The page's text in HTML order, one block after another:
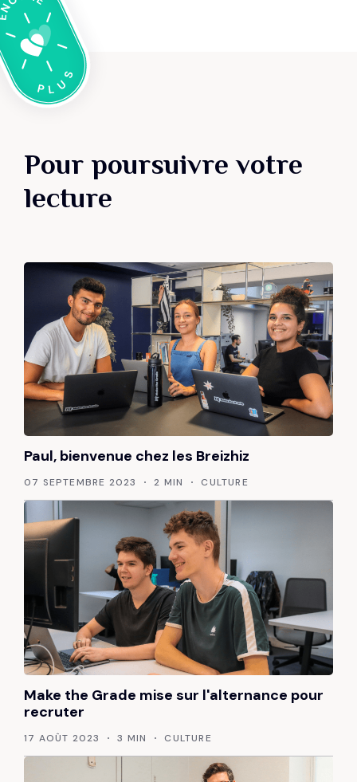
Pour poursuivre votre
lecture
Paul, bienvenue chez les Breizhiz
07 SEPTEMBRE 2023 2 MIN CULTURE
Make the Grade mise sur l'alternance pour
recruter
17 AOÛT 2023 3 MIN CULTURE